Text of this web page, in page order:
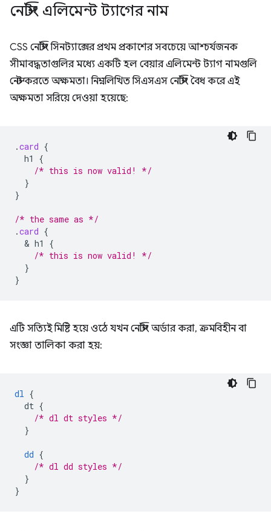
নেস্টিং এলিমেন্ট ট্যাগের নাম
CSS নেস্টিং সিনট্যাক্সের প্রথম প্রকাশের সবচেয়ে আশ্চর্যজনক
সীমাবদ্ধতাগুলির মধ্যে একটি হল বেয়ার এলিমেন্ট ট্যাগ নামগুলি
নেস্ট করতে অক্ষমতা। নিম্নলিখিত সিএসএস নেস্টিং বৈধ করে এই
অক্ষমতা সরিয়ে দেওয়া হয়েছে:
.card {
h1
{
/* this is now valid! */
}
}
/* the same as */
.card {
  &
h1
{
/* this is now valid! */
}
}
এটি সত্যিই মিষ্টি হয়ে ওঠে যখন নেস্টিং অর্ডার করা, ক্রমবিহীন বা
সংজ্ঞা তালিকা করা হয়:
dl {
dt {
/* dl dt styles */
}
dd {
/* dl dd styles */
}
}